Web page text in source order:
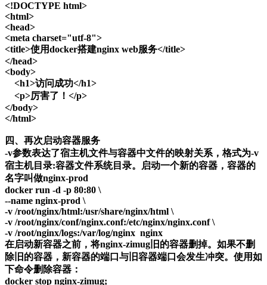
<!DOCTYPE html>
<html>
<head>
<meta charset="utf-8">
<title>使用docker搭建nginx web服务</title>
</head>
<body>
<h1>访问成功</h1>
<p>厉害了！</p>
</body>
</html>
四、再次启动容器服务
-v参数表达了宿主机文件与容器中文件的映射关系，格式为-v
宿主机目录:容器文件系统目录。启动一个新的容器，容器的
名字叫做nginx-prod
docker run -d -p 80:80 \
--name nginx-prod \
-v /root/nginx/html:/usr/share/nginx/html \
-v /root/nginx/conf/nginx.conf:/etc/nginx/nginx.conf \
-v /root/nginx/logs:/var/log/nginx nginx
在启动新容器之前，将nginx-zimug旧的容器删掉。如果不删
除旧的容器，新容器的端口与旧容器端口会发生冲突。使用如
下命令删除容器：
docker stop nginx-zimug;